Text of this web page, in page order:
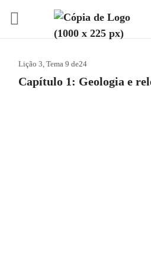
Lição 3, Tema 9 de24
Capítulo 1: Geologia e